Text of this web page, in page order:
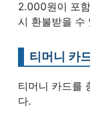
2.000원이 포
시 환불받을 수
티머니 카
티머니 카드를
다.